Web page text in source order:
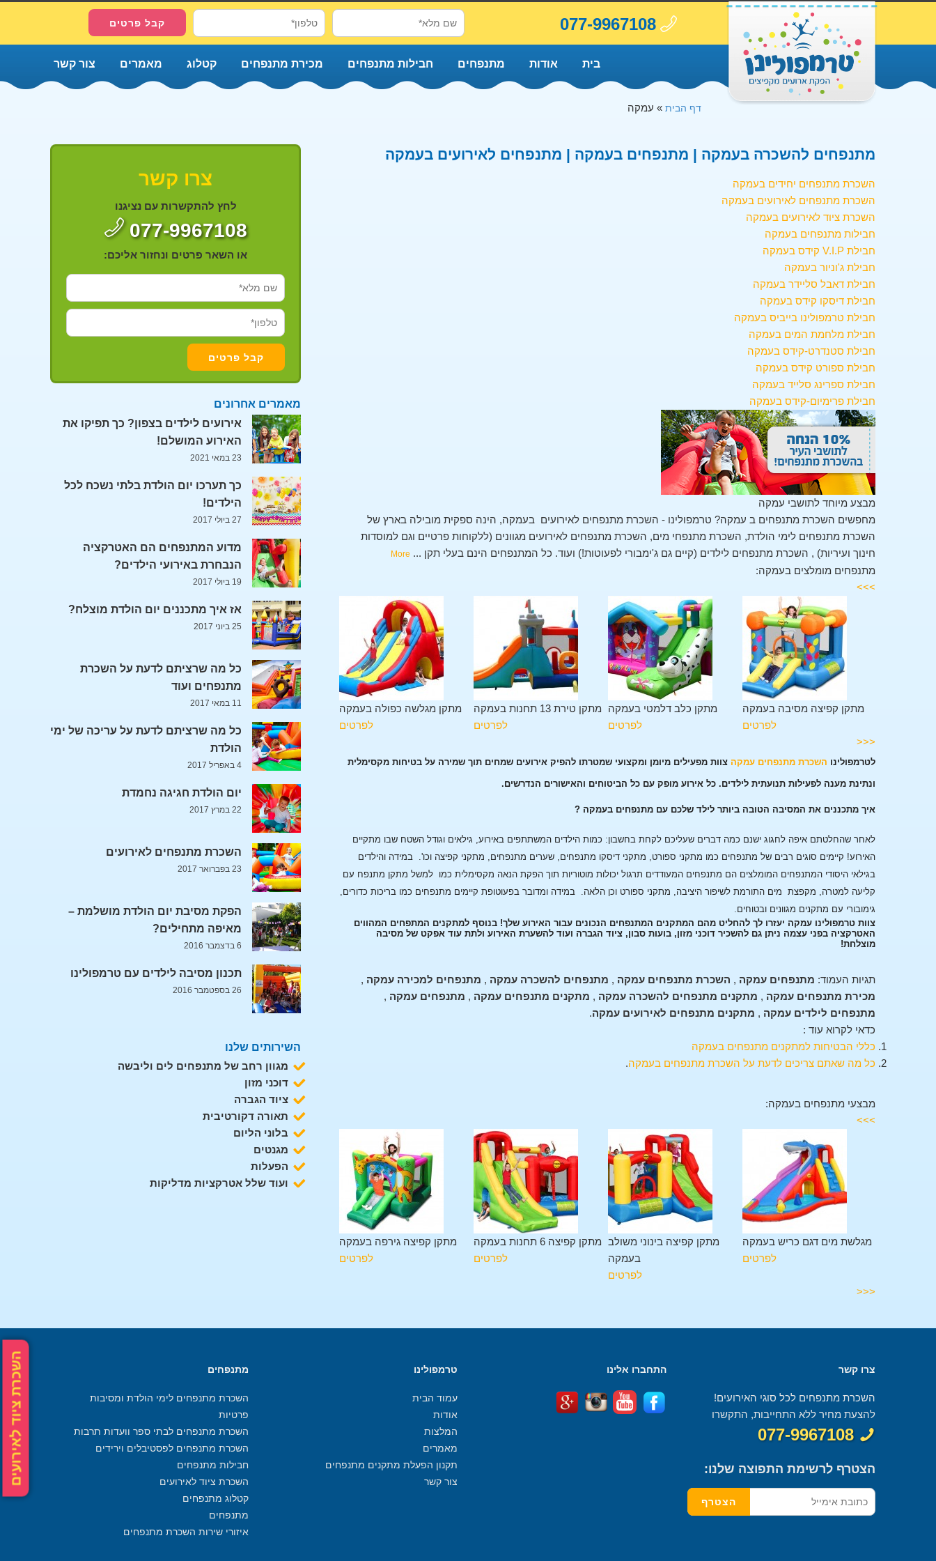
השכרת ציוד לאירועים
077-9967108
בית אודות מתנפחים חבילות מתנפחים מכירת מתנפחים קטלוג מאמרים צור קשר
דף הבית » עמקה
מתנפחים להשכרה בעמקה | מתנפחים בעמקה | מתנפחים לאירועים בעמקה
השכרת מתנפחים יחידים בעמקה
השכרת מתנפחים לאירועים בעמקה
השכרת ציוד לאירועים בעמקה
חבילות מתנפחים בעמקה
חבילת V.I.P קידס בעמקה
חבילת ג'וניור בעמקה
חבילת דאבל סליידר בעמקה
חבילת דיסקו קידס בעמקה
חבילת טרמפולינו בייביס בעמקה
חבילת מלחמת המים בעמקה
חבילת סטנדרט-קידס בעמקה
חבילת ספורט קידס בעמקה
חבילת ספרינג סלייד בעמקה
חבילת פרימיום-קידס בעמקה
מבצע מיוחד לתושבי עמקה
מחפשים השכרת מתנפחים ב עמקה? טרמפולינו - השכרת מתנפחים לאירועים בעמקה, הינה ספקית מובילה בארץ של
השכרת מתנפחים לימי הולדת, השכרת מתנפחי מים, השכרת מתנפחים לאירועים מגוונים (ללקוחות פרטיים וגם למוסדות
חינוך ועיריות) , השכרת מתנפחים לילדים (קיים גם ג'ימבורי לפעוטות!) ועוד. כל המתנפחים הינם בעלי תקן ...
More
מתנפחים מומלצים בעמקה:
>>>
מתקן מגלשה כפולה בעמקה
לפרטים
מתקן טירת 13 תחנות בעמקה
לפרטים
מתקן כלב דלמטי בעמקה
לפרטים
מתקן קפיצה מסיבה בעמקה
לפרטים
<<<
לטרמפולינו השכרת מתנפחים עמקה צוות מפעילים מיומן ומקצועי שמטרתו להפיק אירועים שמחים תוך שמירה על בטיחות מקסימלית
ונתינת מענה לפעילות תנועתית לילדים. כל אירוע מופק עם כל הביטוחים והאישורים הנדרשים.
איך מתכננים את המסיבה הטובה ביותר לילד שלכם עם מתנפחים בעמקה ?
לאחר שהחלטתם איפה לחגוג ישנם כמה דברים שעליכם לקחת בחשבון: כמות הילדים המשתתפים באירוע, גילאים וגודל השטח שבו מתקיים
האירוע! קיימים סוגים רבים של מתנפחים כמו מתקני ספורט, מתקני דיסקו מתנפחים, שערים מתנפחים, מתקני קפיצה וכו'. במידה והילדים
בגילאי היסודי המתנפחים המומלצים הם מתנפחים המעודדים תרגול יכולות מוטוריות תוך הפקת הנאה מקסימלית כמו למשל מתקן מתנפח עם
קליעה למטרה, מקפצת מים התורמת לשיפור היציבה, מתקני ספורט וכן הלאה. במידה ומדובר בפעוטופת קיימים מתנפחים כמו בריכות כדורים,
גימובורי עם מתקנים מגוונים ובטוחים.
צוות טרמפולינו עמקה יעזרו לך להחליט מהם המתקנים המתנפחים הנכונים עבור האירוע שלך! בנוסף למתקנים המתפחים המהווים
האטרקציה בפני עצמה ניתן גם להשכיר דוכני מזון, בועות סבון, ציוד הגברה ועוד להשערת האירוע ולתת עוד אפקט של מסיבה
מוצלחת!
תגיות העמוד: מתנפחים עמקה , השכרת מתנפחים עמקה , מתנפחים להשכרה עמקה , מתנפחים למכירה עמקה ,
מכירת מתנפחים עמקה , מתקנים מתנפחים להשכרה עמקה , מתקנים מתנפחים עמקה , מתנפחים עמקה ,
מתנפחים לילדים עמקה , מתקנים מתנפחים לאירועים עמקה.
כדאי לקרוא עוד :
כללי הבטיחות למתקנים מתנפחים בעמקה
כל מה שאתם צריכים לדעת על השכרת מתנפחים בעמקה.
מבצעי מתנפחים בעמקה:
>>>
מתקן קפיצה גירפה בעמקה
לפרטים
מתקן קפיצה 6 תחנות בעמקה
לפרטים
מתקן קפיצה בינוני משולב
בעמקה
לפרטים
מגלשת מים דגם כריש בעמקה
לפרטים
<<<
צרו קשר
לחץ להתקשרות עם נציגנו
077-9967108
או השאר פרטים ונחזור אליכם:
מאמרים אחרונים
אירועים לילדים בצפון? כך תפיקו את
האירוע המושלם!
23 במאי 2021
כך תערכו יום הולדת בלתי נשכח לכל
הילדים!
27 ביולי 2017
מדוע המתנפחים הם האטרקציה
הנבחרת באירועי הילדים?
19 ביולי 2017
אז איך מתכננים יום הולדת מוצלח?
25 ביוני 2017
כל מה שרציתם לדעת על השכרת
מתנפחים ועוד
11 במאי 2017
כל מה שרציתם לדעת על עריכה של ימי
הולדת
4 באפריל 2017
יום הולדת חגיגה נחמדת
22 במרץ 2017
השכרת מתנפחים לאירועים
23 בפברואר 2017
הפקת מסיבת יום הולדת מושלמת –
מאיפה מתחילים?
6 בדצמבר 2016
תכנון מסיבה לילדים עם טרמפולינו
26 בספטמבר 2016
השירותים שלנו
מגוון רחב של מתנפחים לים וליבשה
דוכני מזון
ציוד הגברה
תאורה דקורטיבית
בלוני הליום
מגנטים
הפעלות
ועוד שלל אטרקציות מדליקות
צרו קשר
השכרת מתנפחים לכל סוגי האירועים!
להצעת מחיר ללא התחייבות, התקשרו
077-9967108
הצטרף לרשימת התפוצה שלנו:
התחברו אלינו טרמפולינו
עמוד הבית
אודות
המלצות
מאמרים
תקנון הפעלת מתקנים מתנפחים
צור קשר
מתנפחים
השכרת מתנפחים לימי הולדת ומסיבות
פרטיות
השכרת מתנפחים לבתי ספר וועדות תרבות
השכרת מתנפחים לפסטיבלים וירידים
חבילות מתנפחים
השכרת ציוד לאירועים
קטלוג מתנפחים
מתנפחים
איזורי שירות השכרת מתנפחים